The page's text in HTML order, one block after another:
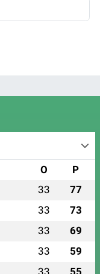
O P
33 77
33 73
33 69
33 59